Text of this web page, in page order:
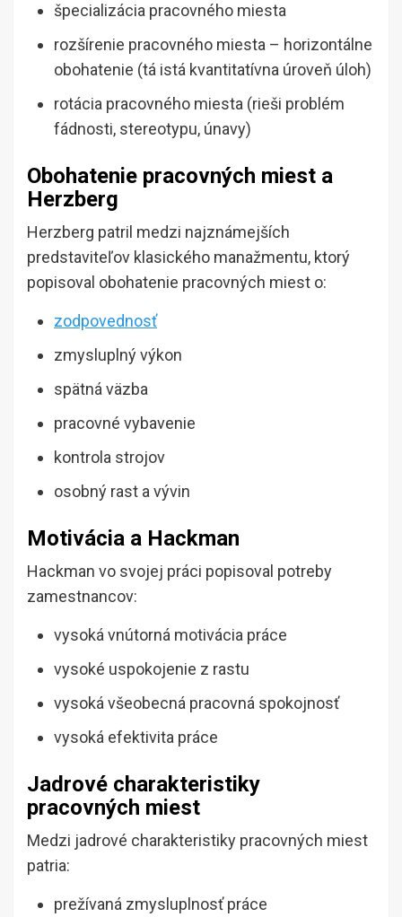
špecializácia pracovného miesta
rozšírenie pracovného miesta – horizontálne
obohatenie (tá istá kvantitatívna úroveň úloh)
rotácia pracovného miesta (rieši problém
fádnosti, stereotypu, únavy)
Obohatenie pracovných miest a
Herzberg
Herzberg patril medzi najznámejších
predstaviteľov klasického manažmentu, ktorý
popisoval obohatenie pracovných miest o:
zodpovednosť
zmysluplný výkon
spätná väzba
pracovné vybavenie
kontrola strojov
osobný rast a vývin
Motivácia a Hackman
Hackman vo svojej práci popisoval potreby
zamestnancov:
vysoká vnútorná motivácia práce
vysoké uspokojenie z rastu
vysoká všeobecná pracovná spokojnosť
vysoká efektivita práce
Jadrové charakteristiky
pracovných miest
Medzi jadrové charakteristiky pracovných miest
patria:
prežívaná zmysluplnosť práce